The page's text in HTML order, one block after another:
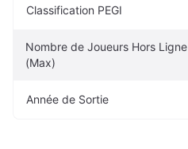
Classification PEGI
Nombre de Joueurs Hors Ligne
(Max)
Année de Sortie